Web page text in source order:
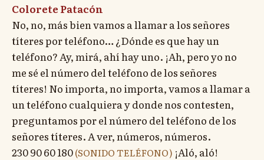
Colorete Patacón
No, no, más bien vamos a llamar a los señores
títeres por teléfono… ¿Dónde es que hay un
teléfono? Ay, mirá, ahí hay uno. ¡Ah, pero yo no
me sé el número del teléfono de los señores
títeres! No importa, no importa, vamos a llamar a
un teléfono cualquiera y donde nos contesten,
preguntamos por el número del teléfono de los
señores títeres. A ver, números, números.
230 90 60 180(SONIDO TELÉFONO) ¡Aló, aló!